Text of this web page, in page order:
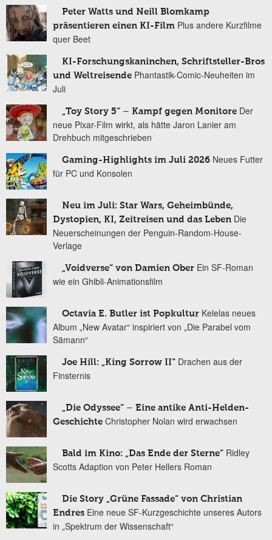
Peter Watts und Neill Blomkamp
präsentieren einen KI-Film Plus andere Kurzfilme
quer Beet
KI-Forschungskaninchen, Schriftsteller-Bros
und Weltreisende Phantastik-Comic-Neuheiten im
Juli
„Toy Story 5“ – Kampf gegen Monitore Der
neue Pixar-Film wirkt, als hätte Jaron Lanier am
Drehbuch mitgeschrieben
Gaming-Highlights im Juli 2026 Neues Futter
für PC und Konsolen
Neu im Juli: Star Wars, Geheimbünde,
Dystopien, KI, Zeitreisen und das Leben Die
Neuerscheinungen der Penguin-Random-House-
Verlage
„Voidverse“ von Damien Ober Ein SF-Roman
wie ein Ghibli-Animationsfilm
Octavia E. Butler ist Popkultur Kelelas neues
Album „New Avatar“ inspiriert von „Die Parabel vom
Sämann“
Joe Hill: „King Sorrow II“ Drachen aus der
Finsternis
„Die Odyssee“ – Eine antike Anti-Helden-
Geschichte Christopher Nolan wird erwachsen
Bald im Kino: „Das Ende der Sterne“ Ridley
Scotts Adaption von Peter Hellers Roman
Die Story „Grüne Fassade“ von Christian
Endres Eine neue SF-Kurzgeschichte unseres Autors
in „Spektrum der Wissenschaft“